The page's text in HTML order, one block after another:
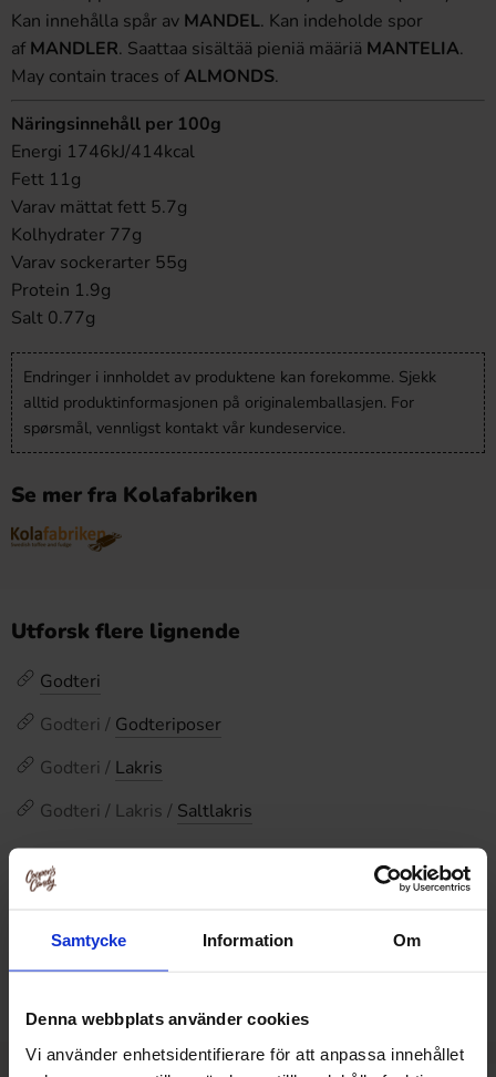
Samtycke Information Om
Denna webbplats använder cookies
Vi använder enhetsidentifierare för att anpassa innehållet
Kan innehålla spår av MANDEL. Kan indeholde spor
af MANDLER. Saattaa sisältää pieniä määriä MANTELIA.
May contain traces ofALMONDS.
Näringsinnehåll per 100g
Energi 1746kJ/414kcal
Fett 11g
Varav mättat fett 5.7g
Kolhydrater 77g
Varav sockerarter 55g
Protein 1.9g
Salt 0.77g
Endringer i innholdet av produktene kan forekomme. Sjekk
alltid produktinformasjonen på originalemballasjen. For
spørsmål, vennligst kontakt vår kundeservice.
Se mer fra Kolafabriken
Utforsk flere lignende
Godteri
Godteri / Godteriposer
Godteri / Lakris
Godteri / Lakris / Saltlakris
Omtaler
Dette produktet har ingen anmeldelser
Prishistorikk